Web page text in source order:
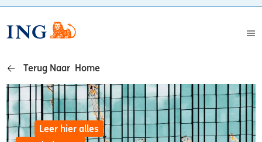
Terug Naar Home
Leer hier alles